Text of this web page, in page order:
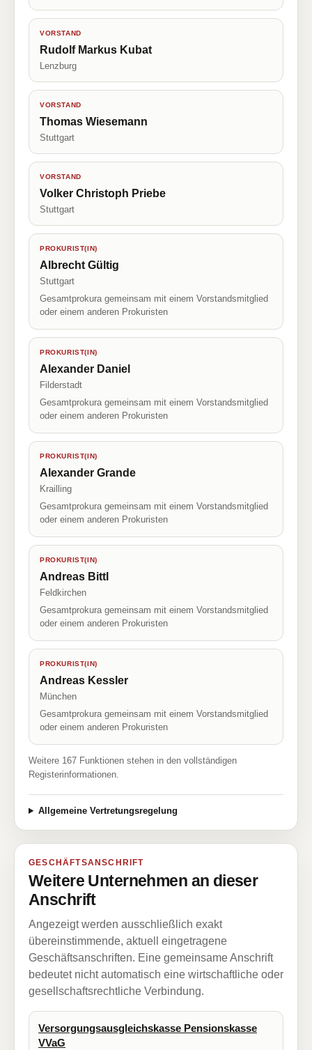
VORSTAND
Rudolf Markus Kubat
Lenzburg
VORSTAND
Thomas Wiesemann
Stuttgart
VORSTAND
Volker Christoph Priebe
Stuttgart
PROKURIST(IN)
Albrecht Gültig
Stuttgart
Gesamtprokura gemeinsam mit einem Vorstandsmitglied
oder einem anderen Prokuristen
PROKURIST(IN)
Alexander Daniel
Filderstadt
Gesamtprokura gemeinsam mit einem Vorstandsmitglied
oder einem anderen Prokuristen
PROKURIST(IN)
Alexander Grande
Krailling
Gesamtprokura gemeinsam mit einem Vorstandsmitglied
oder einem anderen Prokuristen
PROKURIST(IN)
Andreas Bittl
Feldkirchen
Gesamtprokura gemeinsam mit einem Vorstandsmitglied
oder einem anderen Prokuristen
PROKURIST(IN)
Andreas Kessler
München
Gesamtprokura gemeinsam mit einem Vorstandsmitglied
oder einem anderen Prokuristen
Weitere 167 Funktionen stehen in den vollständigen
Registerinformationen.
Allgemeine Vertretungsregelung
GESCHÄFTSANSCHRIFT
Weitere Unternehmen an dieser
Anschrift
Angezeigt werden ausschließlich exakt
übereinstimmende, aktuell eingetragene
Geschäftsanschriften. Eine gemeinsame Anschrift
bedeutet nicht automatisch eine wirtschaftliche oder
gesellschaftsrechtliche Verbindung.
Versorgungsausgleichskasse Pensionskasse
VVaG